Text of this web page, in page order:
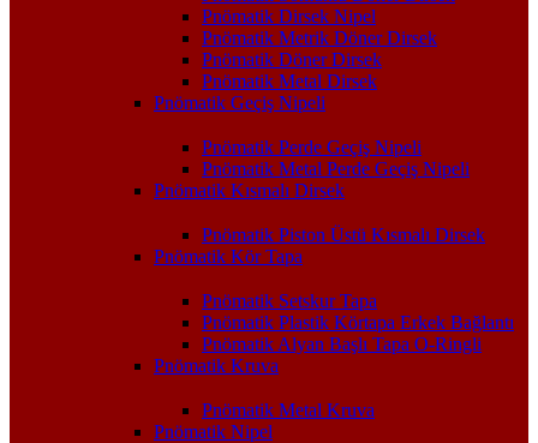
Pnömatik Dirsek Nipel
Pnömatik Metrik Döner Dirsek
Pnömatik Döner Dirsek
Pnömatik Metal Dirsek
Pnömatik Geçiş Nipeli
Pnömatik Perde Geçiş Nipeli
Pnömatik Metal Perde Geçiş Nipeli
Pnömatik Kısmalı Dirsek
Pnömatik Piston Üstü Kısmalı Dirsek
Pnömatik Kör Tapa
Pnömatik Setskur Tapa
Pnömatik Plastik Körtapa Erkek Bağlantı
Pnömatik Alyan Başlı Tapa O-Ringli
Pnömatik Kruva
Pnömatik Metal Kruva
Pnömatik Nipel